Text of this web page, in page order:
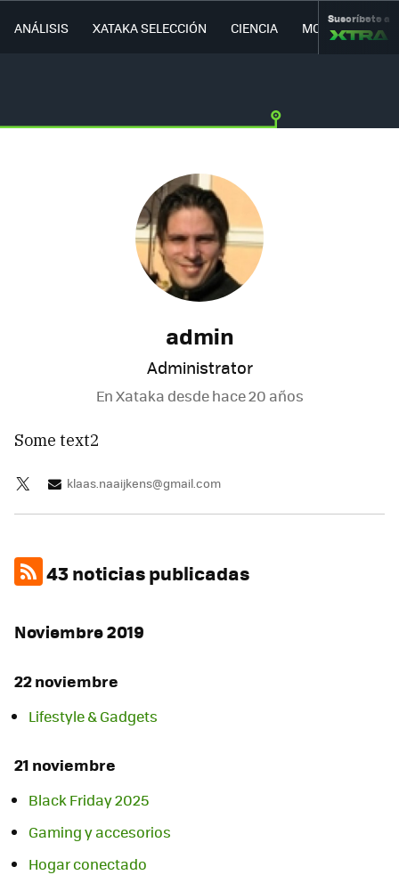
ANÁLISIS XATAKA SELECCIÓN CIENCIA MOVILIDAD
Suscríbete a
admin
Administrator
En Xataka desdehace 20 años
Some text2
klaas.naaijkens@gmail.com
43 noticias publicadas
Noviembre 2019
22 noviembre
Lifestyle & Gadgets
21 noviembre
Black Friday 2025
Gaming y accesorios
Hogar conectado